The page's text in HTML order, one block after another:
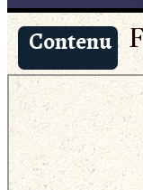
Contenu